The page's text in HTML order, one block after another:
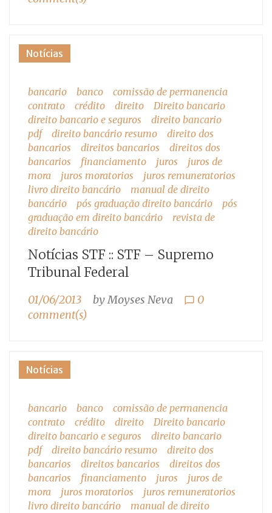
Notícias
bancario banco
comissão de permanencia
contrato
crédito direito
Direito bancario
direito bancario e seguros
direito bancario
pdf
direito bancário resumo
direito dos
bancarios
direitos bancarios
direitos dos
bancarios
financiamento juros
juros de
mora
juros moratorios
juros remuneratorios
livro direito bancário
manual de direito
bancário
pós graduação direito bancário
pós
graduação em direito bancário
revista de
direito bancário
Notícias STF :: STF – Supremo
Tribunal Federal
01/06/2013 byMoyses Neva chat_bubble_outline 0
comment(s)
Notícias
bancario banco
comissão de permanencia
contrato
crédito direito
Direito bancario
direito bancario e seguros
direito bancario
pdf
direito bancário resumo
direito dos
bancarios
direitos bancarios
direitos dos
bancarios
financiamento juros
juros de
mora
juros moratorios
juros remuneratorios
livro direito bancário
manual de direito